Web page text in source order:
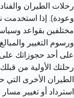
رحلات الطيران
وعودة). إذا استخدمت
مختلفين بقواعد
ورسوم التغيير
على أحد حجوزاتك على
رحلتك الأولية من
الطيران الأخرى
استرداد أو تغيير